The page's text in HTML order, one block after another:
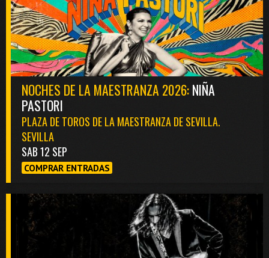
NOCHES DE LA MAESTRANZA 2026:NIÑA
PASTORI
PLAZA DE TOROS DE LA MAESTRANZA DE SEVILLA.
SEVILLA
SAB 12 SEP
COMPRAR ENTRADAS